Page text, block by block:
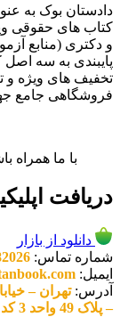
دادستان بوک به
کتاب های حقوقی
و دکتری (منابع
پایبندی به سه
تخفیف های ویژه و
فروشگاهی جامع
با ما همراه
دریافت
دانلود از بازار
شماره تماس:
ایمیل:
آدرس:تهران –
– پلاک 49 واحد 3 کد پستی: 1315686310